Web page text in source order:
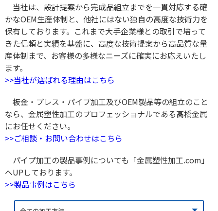
当社は、設計提案から完成品組立までを一貫対応する確
かなOEM生産体制と、他社にはない独自の高度な技術力を
保有しております。これまで大手企業様との取引で培って
きた信頼と実績を基盤に、高度な技術提案から高品質な量
産体制まで、お客様の多様なニーズに確実にお応えいたし
ます。
>>当社が選ばれる理由はこちら
板金・プレス・パイプ加工及びOEM製品等の組立のこと
なら、金属塑性加工のプロフェッショナルである髙橋金属
にお任せください。
>>ご相談・お問い合わせはこちら
パイプ加工の製品事例についても「金属塑性加工.com」
へUPしております。
>>製品事例はこちら